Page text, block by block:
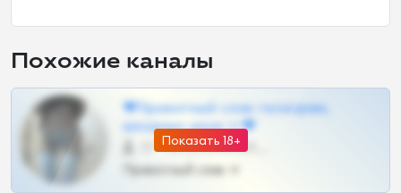
Похожие каналы
Показать 18+
❤Приватный слив телеграм,
шкодных шкур тг❤
57 •
Приватный слив тг